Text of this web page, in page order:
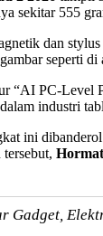
sekitar 555
dan
seperti
“AI PC-Level
industri
ini